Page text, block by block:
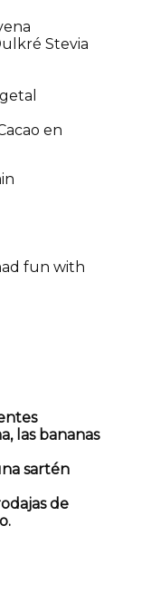
Stevia
en
fun with
las bananas
sartén
de